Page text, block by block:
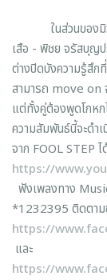
ในส่วนของมิวสิ
เสือ - พิชย จรัสบุญป
ต่างปิดบังความรู้สึก
สามารถ move on
แต่ทั้งคู่ต้องพูดโกหก
ความสัมพันธ์นี้จะดำ
จาก FOOL STEP
https://
ฟังเพลงทาง
*1232395 ติดตาม
https://
และ
https://